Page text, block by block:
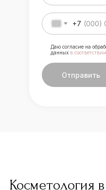
+7
Даю согласие на
данных в
Отправить
Косметология